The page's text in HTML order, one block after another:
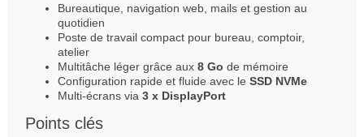
Bureautique, navigation web, mails et gestion au
quotidien
Poste de travail compact pour bureau, comptoir,
atelier
Multitâche léger grâce aux 8 Go de mémoire
Configuration rapide et fluide avec le SSD NVMe
Multi-écrans via 3 x DisplayPort
Points clés